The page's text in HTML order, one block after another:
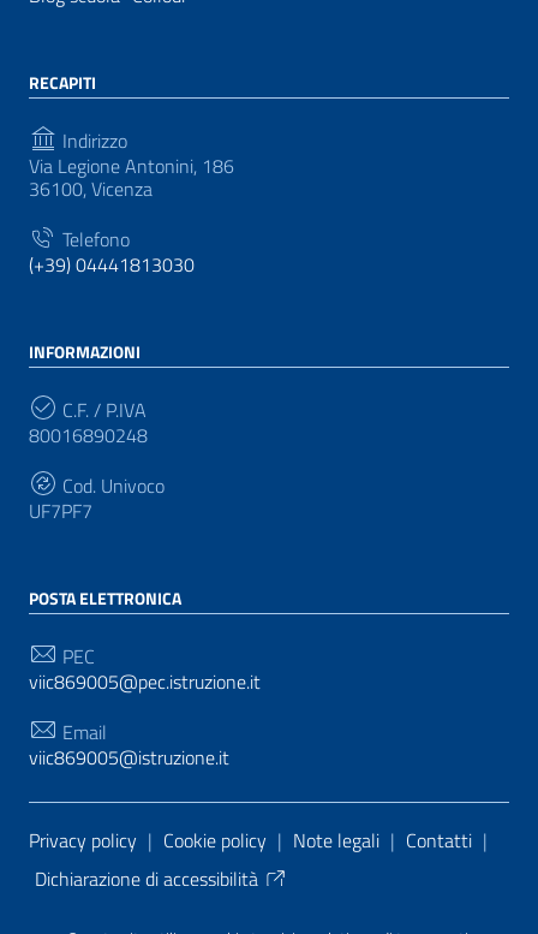
RECAPITI
Indirizzo
Via Legione Antonini, 186
36100, Vicenza
Telefono
(+39) 04441813030
INFORMAZIONI
C.F. / P.IVA
80016890248
Cod. Univoco
UF7PF7
POSTA ELETTRONICA
PEC
viic869005@pec.istruzione.it
Email
viic869005@istruzione.it
Sezione Link Utili
Privacy policy | Cookie policy | Note legali | Contatti |
Dichiarazione di accessibilità